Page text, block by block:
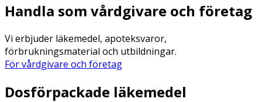
Handla som vårdgivare och företag
Vi erbjuder läkemedel, apoteksvaror,
förbrukningsmaterial och utbildningar.
För vårdgivare och företag
Dosförpackade läkemedel